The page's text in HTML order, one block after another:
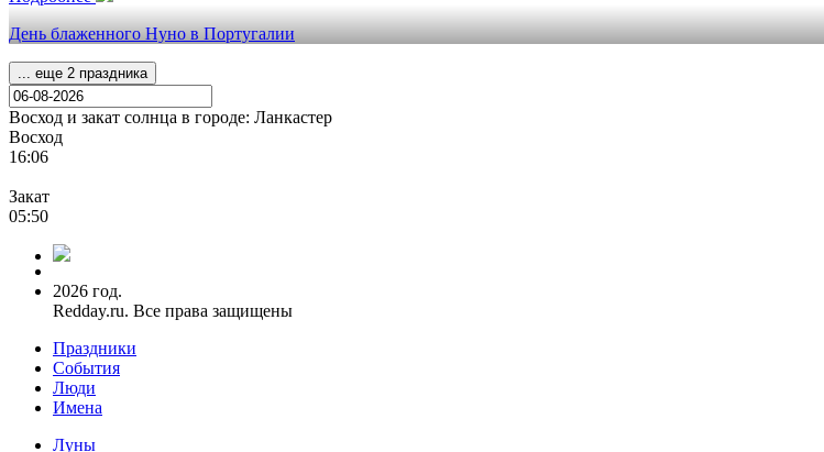
День блаженного Нуно в Португалии
... еще 2 праздника
Восход и закат солнца в городе: Ланкастер
Восход
16:06
Закат
05:50
2026 год.
Redday.ru. Все права защищены
Праздники
События
Люди
Имена
Луны